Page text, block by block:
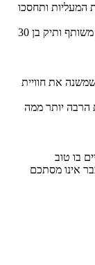
המעליות ותחסכו
בין אם אתם גרים במגדל יוקרה חדש ובין אם בבניין משותף ותיק בן 30
את חוויית
הרבה יותר ממה
מגדלי מגורים ומגדלים מסחריים בשנת 2026 כבר אינו מסתכם